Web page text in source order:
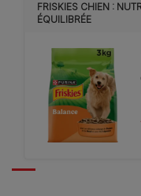
FRISKIES CHIEN :
ÉQUILIBRÉE